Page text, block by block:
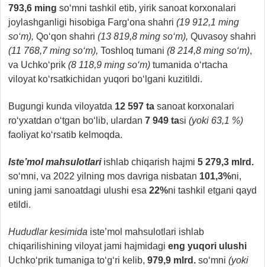
793,6 ming so‘mni tashkil etib, yirik sanoat korxonalari
joylashganligi hisobiga Farg‘ona shahri (19 912,1 ming
so‘m), Qo‘qon shahri (13 819,8 ming so‘m), Quvasoy shahri
(11 768,7 ming so‘m), Toshloq tumani (8 214,8 ming so‘m),
va Uchko‘prik (8 118,9 ming so‘m) tumanida o‘rtacha
viloyat ko‘rsatkichidan yuqori bo‘lgani kuzitildi.
Bugungi kunda viloyatda 12 597 ta sanoat korxonalari
ro‘yxatdan o‘tgan bo‘lib, ulardan 7 949 tasi (yoki 63,1 %)
faoliyat ko‘rsatib kelmoqda.
Iste’mol mahsulotlariishlab chiqarish hajmi 5 279,3 mlrd.
so‘mni, va 2022 yilning mos davriga nisbatan 101,3%ni,
uning jami sanoatdagi ulushi esa 22%ni tashkil etgani qayd
etildi.
Hududlar kesimida iste’mol mahsulotlari ishlab
chiqarilishining viloyat jami hajmidagi eng yuqori ulushi
Uchko‘prik tumaniga to‘g‘ri kelib, 979,9 mlrd. so‘mni (yoki